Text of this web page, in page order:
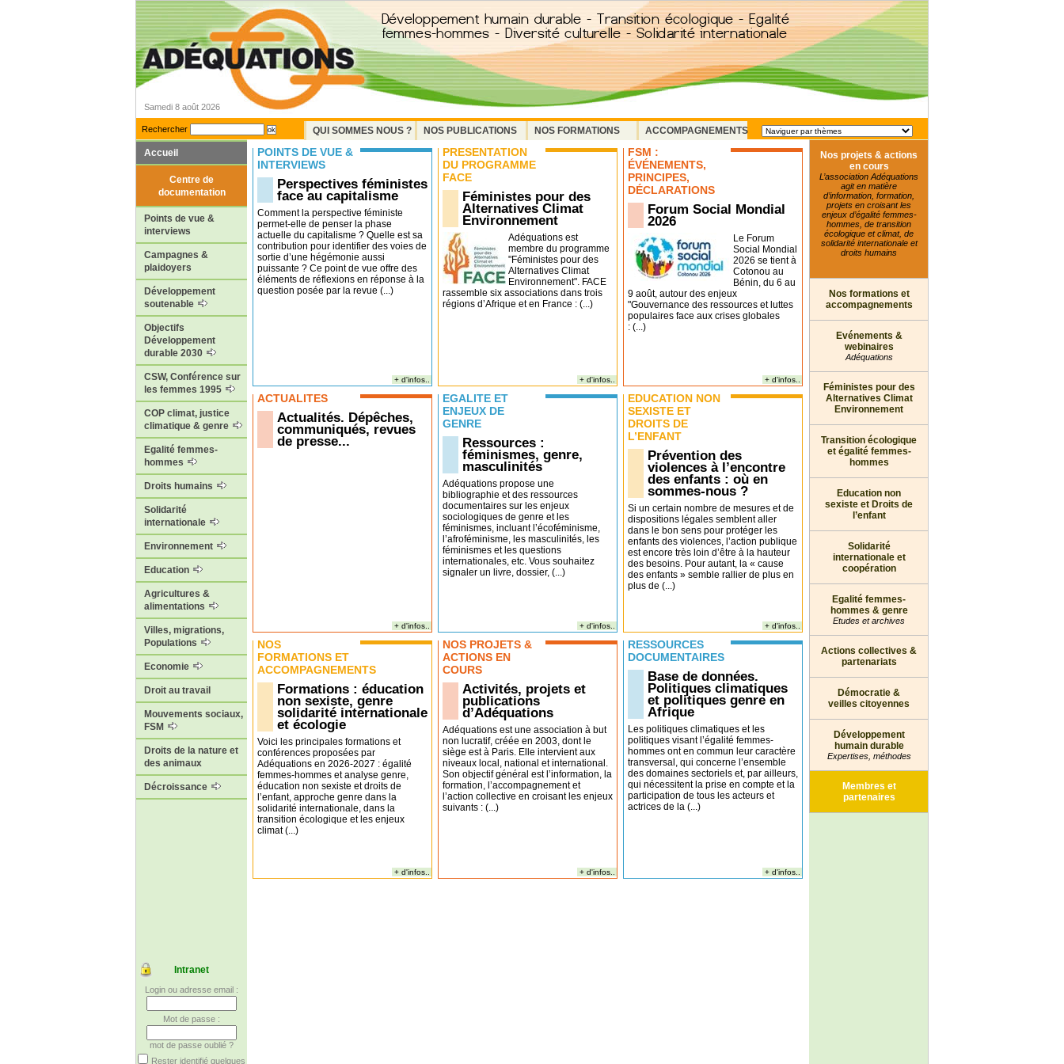
Samedi 8 août 2026
Rechercher QUI SOMMES NOUS ? NOS PUBLICATIONS NOS FORMATIONS
ACCOMPAGNEMENTS
Accueil
Centre de
documentation
Points de vue &
interviews
Campagnes &
plaidoyers
Développement
soutenable
Objectifs
Développement
durable 2030
CSW, Conférence sur
les femmes 1995
COP climat, justice
climatique & genre
Egalité femmes-
hommes
Droits humains
Solidarité
internationale
Environnement
Education
Agricultures &
alimentations
Villes, migrations,
Populations
Economie
Droit au travail
Mouvements sociaux,
FSM
Droits de la nature et
des animaux
Décroissance
Intranet
Login ou adresse email :
Mot de passe :
mot de passe oublié ?
Rester identifié quelques
Nos projets & actions
en cours
L’association Adéquations
agit en matière
d’information, formation,
projets en croisant les
enjeux d’égalité femmes-
hommes, de transition
écologique et climat, de
solidarité internationale et
droits humains
Nos formations et
accompagnements
Evénements &
webinaires
Adéquations
Féministes pour des
Alternatives Climat
Environnement
Transition écologique
et égalité femmes-
hommes
Education non
sexiste et Droits de
l’enfant
Solidarité
internationale et
coopération
Egalité femmes-
hommes & genre
Etudes et archives
Actions collectives &
partenariats
Démocratie &
veilles citoyennes
Développement
humain durable
Expertises, méthodes
Membres et
partenaires
POINTS DE VUE &
INTERVIEWS
Perspectives féministes
face au capitalisme
Comment la perspective féministe
permet-elle de penser la phase
actuelle du capitalisme ? Quelle est sa
contribution pour identifier des voies de
sortie d’une hégémonie aussi
puissante ? Ce point de vue offre des
éléments de réflexions en réponse à la
question posée par la revue (...)
+ d'infos..
PRÉSENTATION
DU PROGRAMME
FACE
Féministes pour des
Alternatives Climat
Environnement
Adéquations est
membre du programme
"Féministes pour des
Alternatives Climat
Environnement". FACE
rassemble six associations dans trois
régions d’Afrique et en France : (...)
+ d'infos..
FSM :
ÉVÉNEMENTS,
PRINCIPES,
DÉCLARATIONS
Forum Social Mondial
2026
Le Forum
Social Mondial
2026 se tient à
Cotonou au
Bénin, du 6 au
9 août, autour des enjeux
"Gouvernance des ressources et luttes
populaires face aux crises globales
: (...)
+ d'infos..
ACTUALITÉS
Actualités. Dépêches,
communiqués, revues
de presse...
+ d'infos..
EGALITÉ ET
ENJEUX DE
GENRE
Ressources :
féminismes, genre,
masculinités
Adéquations propose une
bibliographie et des ressources
documentaires sur les enjeux
sociologiques de genre et les
féminismes, incluant l’écoféminisme,
l’afroféminisme, les masculinités, les
féminismes et les questions
internationales, etc. Vous souhaitez
signaler un livre, dossier, (...)
+ d'infos..
EDUCATION NON
SEXISTE ET
DROITS DE
L’ENFANT
Prévention des
violences à l’encontre
des enfants : où en
sommes-nous ?
Si un certain nombre de mesures et de
dispositions légales semblent aller
dans le bon sens pour protéger les
enfants des violences, l’action publique
est encore très loin d’être à la hauteur
des besoins. Pour autant, la « cause
des enfants » semble rallier de plus en
plus de (...)
+ d'infos..
NOS
FORMATIONS ET
ACCOMPAGNEMENTS
Formations : éducation
non sexiste, genre
solidarité internationale
et écologie
Voici les principales formations et
conférences proposées par
Adéquations en 2026-2027 : égalité
femmes-hommes et analyse genre,
éducation non sexiste et droits de
l’enfant, approche genre dans la
solidarité internationale, dans la
transition écologique et les enjeux
climat (...)
+ d'infos..
NOS PROJETS &
ACTIONS EN
COURS
Activités, projets et
publications
d’Adéquations
Adéquations est une association à but
non lucratif, créée en 2003, dont le
siège est à Paris. Elle intervient aux
niveaux local, national et international.
Son objectif général est l’information, la
formation, l’accompagnement et
l’action collective en croisant les enjeux
suivants : (...)
+ d'infos..
RESSOURCES
DOCUMENTAIRES
Base de données.
Politiques climatiques
et politiques genre en
Afrique
Les politiques climatiques et les
politiques visant l’égalité femmes-
hommes ont en commun leur caractère
transversal, qui concerne l’ensemble
des domaines sectoriels et, par ailleurs,
qui nécessitent la prise en compte et la
participation de tous les acteurs et
actrices de la (...)
+ d'infos..